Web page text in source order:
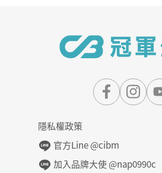
隱私權政策
官方Line @cibm
加入品牌大使 @nap0990c